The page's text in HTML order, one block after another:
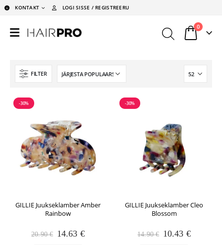
KONTAKT LOGI SISSE / REGISTREERU
0
FILTER
-30%
GILLIE Juukseklamber Amber
Rainbow
20.90€ Algne
14.63 €Praegune
-30%
GILLIE Juukseklamber Cleo
Blossom
14.90€ Algne
10.43 €